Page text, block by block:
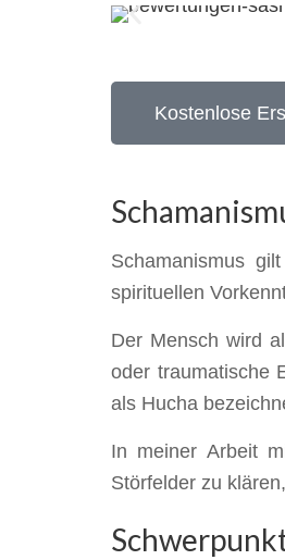
Kostenlose
Schamanismus
spirituellen
Der Mensch wird
oder traumatische
als Hucha
In meiner Arbeit
Störfelder zu